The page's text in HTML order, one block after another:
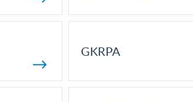
GKRPA